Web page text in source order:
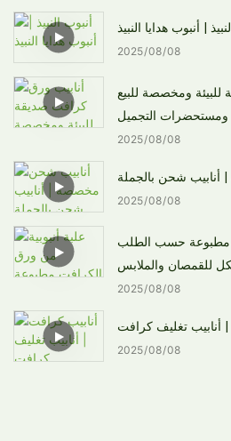
| أنبوب هدايا النبيذ
2025 08 08
ومخصصة للبيع
ومستحضرات التجميل
2025 08 08
شحن بالجملة
2025 08 08
مطبوعة حسب الطلب
للقمصان والملابس
2025 08 08
أنابيب تغليف كرافت
2025 08 08